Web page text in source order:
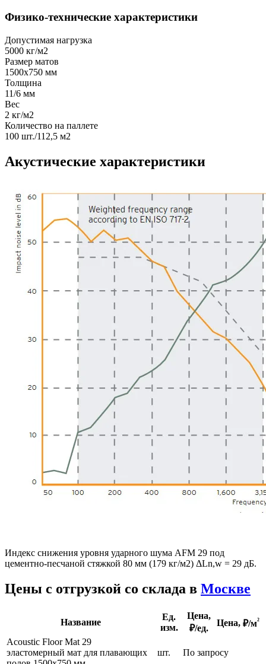
Физико-технические характеристики
Допустимая нагрузка
5000 кг/м2
Размер матов
1500х750 мм
Толщина
11/6 мм
Вес
2 кг/м2
Количество на паллете
100 шт./112,5 м2
Акустические характеристики
Индекс снижения уровня ударного шума AFM 29 под
цементно-песчаной стяжкой 80 мм (179 кг/м2) ΔLn,w = 29 дБ.
Цены с отгрузкой со склада в Москве
Название
Ед.
изм.
Цена,
₽/ед.
Цена, ₽/м²
Acoustic Floor Mat 29
эластомерный мат для плавающих
шт. По запросу